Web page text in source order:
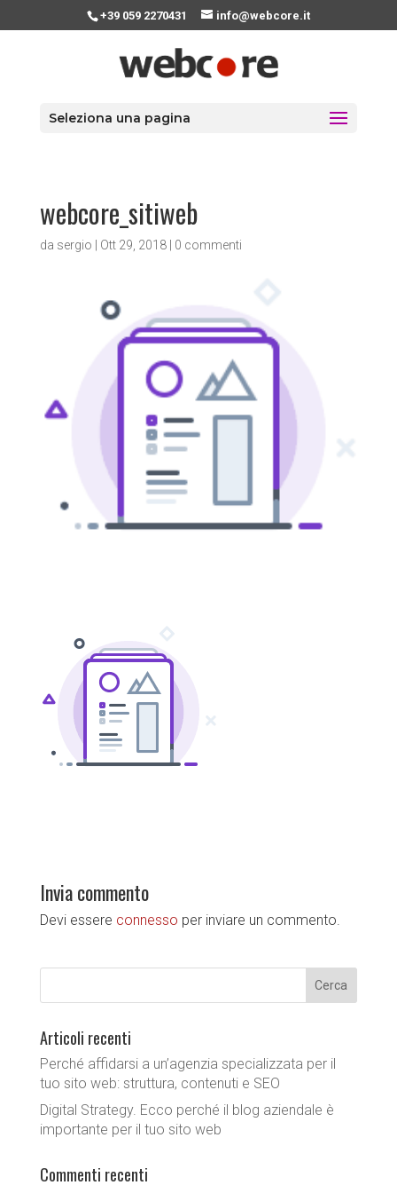
+39 059 2270431 info@webcore.it
Seleziona una pagina
webcore_sitiweb
da sergio Ott 29, 2018| 0 commenti
Invia commento
Devi essere connesso per inviare un commento.
Articoli recenti
Perché affidarsi a un’agenzia specializzata per il
tuo sito web: struttura, contenuti e SEO
Digital Strategy. Ecco perché il blog aziendale è
importante per il tuo sito web
Commenti recenti